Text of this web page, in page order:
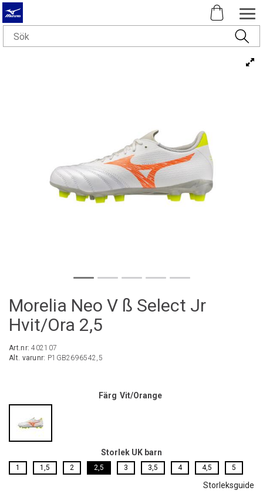
Morelia Neo V ß Select Jr
Hvit/Ora 2,5
Art.nr:402107
Alt. varunr: P1GB2696542,5
Färg Vit/Orange
Storlek UK barn
1 1,5 2 2,5 3 3,5 4 4,5 5
Storleksguide